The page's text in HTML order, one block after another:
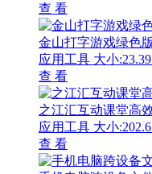
查 看
金山打字游戏绿色
应用工具 大小
查 看
之江汇互动课堂高
应用工具 大小
查 看